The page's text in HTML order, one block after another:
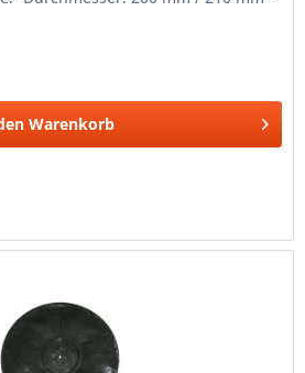
Warenkorb